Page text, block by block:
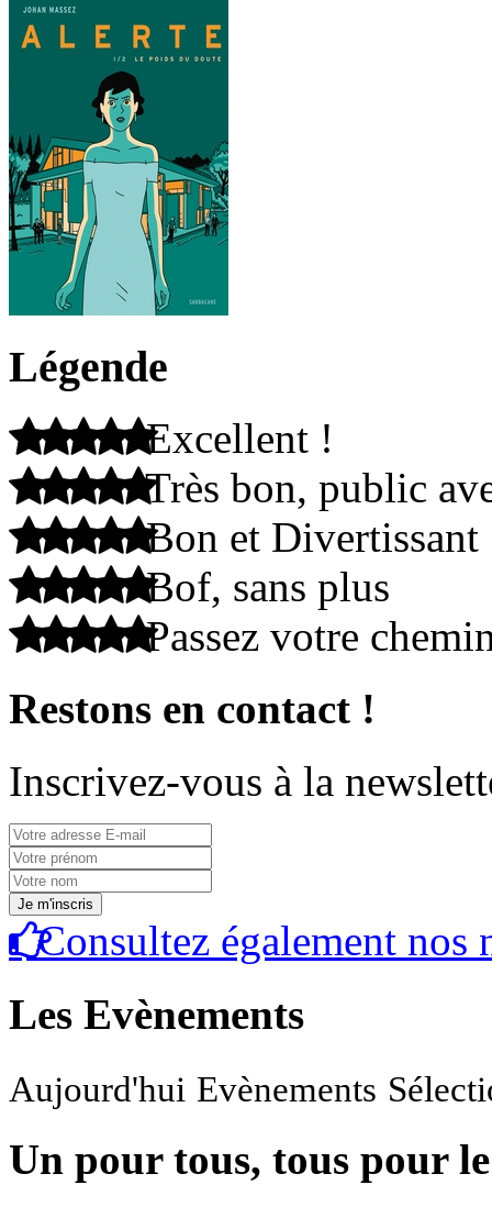
Légende
Excellent !
Très bon, public
Bon et Divertissant
Bof, sans plus
Passez votre
Restons en contact !
Inscrivez-vous à la
Consultez également nos
Les Evènements
Aujourd'hui Evènements
Un pour tous, tous pour